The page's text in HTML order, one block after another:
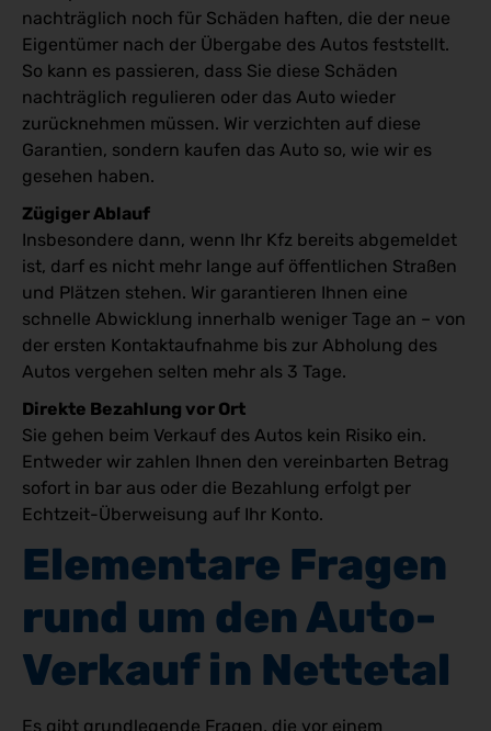
nachträglich noch für Schäden haften, die der neue
Eigentümer nach der Übergabe des Autos feststellt.
So kann es passieren, dass Sie diese Schäden
nachträglich regulieren oder das Auto wieder
zurücknehmen müssen. Wir verzichten auf diese
Garantien, sondern kaufen das Auto so, wie wir es
gesehen haben.
Zügiger Ablauf
Insbesondere dann, wenn Ihr Kfz bereits abgemeldet
ist, darf es nicht mehr lange auf öffentlichen Straßen
und Plätzen stehen. Wir garantieren Ihnen eine
schnelle Abwicklung innerhalb weniger Tage an – von
der ersten Kontaktaufnahme bis zur Abholung des
Autos vergehen selten mehr als 3 Tage.
Direkte Bezahlung vor Ort
Sie gehen beim Verkauf des Autos kein Risiko ein.
Entweder wir zahlen Ihnen den vereinbarten Betrag
sofort in bar aus oder die Bezahlung erfolgt per
Echtzeit-Überweisung auf Ihr Konto.
Elementare Fragen
rund um den Auto-
Verkauf in Nettetal
Es gibt grundlegende Fragen, die vor einem